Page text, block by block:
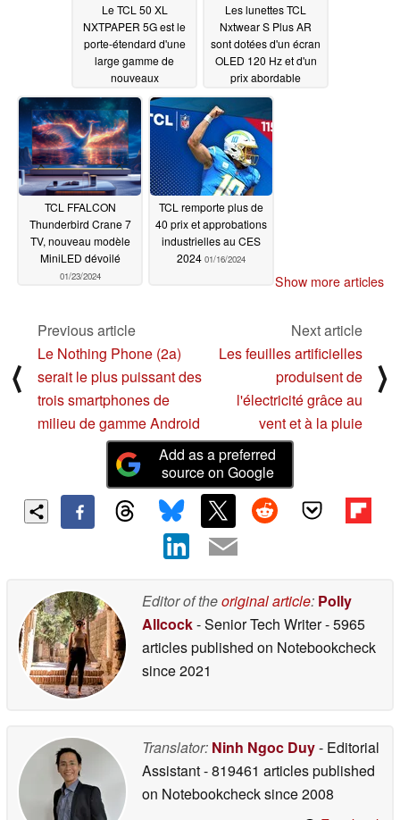
Le TCL 50 XL
NXTPAPER 5G est le
porte-étendard d'une
large gamme de
nouveaux
smartphones
02/27/2024
Les lunettes TCL
Nxtwear S Plus AR
sont dotées d'un écran
OLED 120 Hz et d'un
prix abordable
02/17/2024
TCL FFALCON
Thunderbird Crane 7
TV, nouveau modèle
MiniLED dévoilé
01/23/2024
TCL remporte plus de
40 prix et approbations
industrielles au CES
2024 01/16/2024
Show more articles
⟨
Previous article
Le Nothing Phone (2a)
serait le plus puissant des
trois smartphones de
milieu de gamme Android
Next article
Les feuilles artificielles
produisent de
l'électricité grâce au
vent et à la pluie
⟩
Add as a preferred
source on Google
Editor of theoriginal article: Polly
Allcock- Senior Tech Writer- 5965
articles published on Notebookcheck
since 2021
Translator: Ninh Ngoc Duy- Editorial
Assistant- 819461 articles published
on Notebookchecksince 2008